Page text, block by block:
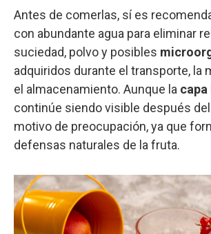
Antes de comerlas, sí es
con abundante agua para eliminar
suciedad, polvo y posibles
adquiridos durante el transporte, la
el almacenamiento. Aunque la capa
continúe siendo visible después del
motivo de preocupación, ya que
defensas naturales de la fruta.